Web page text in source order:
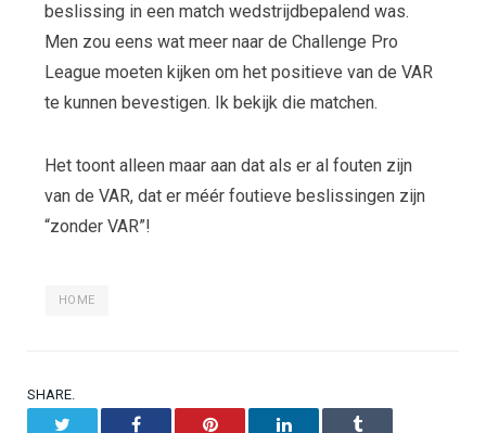
beslissing in een match wedstrijdbepalend was.
Men zou eens wat meer naar de Challenge Pro
League moeten kijken om het positieve van de VAR
te kunnen bevestigen. Ik bekijk die matchen.
Het toont alleen maar aan dat als er al fouten zijn
van de VAR, dat er méér foutieve beslissingen zijn
“zonder VAR”!
HOME
SHARE.
Facebook Pinterest LinkedIn Tumblr